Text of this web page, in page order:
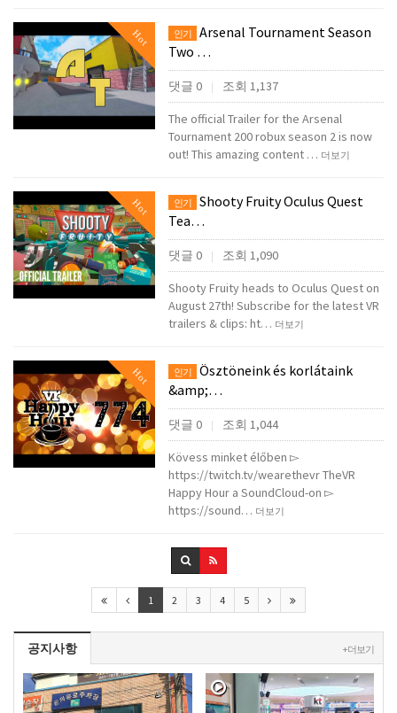
Hot 인기
Arsenal Tournament Season
Two …
댓글 0 조회 1,137
The official Trailer for the Arsenal
Tournament 200 robux season 2 is now
out! This amazing content … 더보기
Hot 인기
Shooty Fruity Oculus Quest
Tea…
댓글 0 조회 1,090
Shooty Fruity heads to Oculus Quest on
August 27th! Subscribe for the latest VR
trailers & clips: ht… 더보기
Hot 인기
Ösztöneink és korlátaink
&amp;…
댓글 0 조회 1,044
Kövess minket élőben ▻
https://twitch.tv/wearethevr TheVR
Happy Hour a SoundCloud-on ▻
https://sound… 더보기
1 2 3 4 5
공지사항 + 더보기